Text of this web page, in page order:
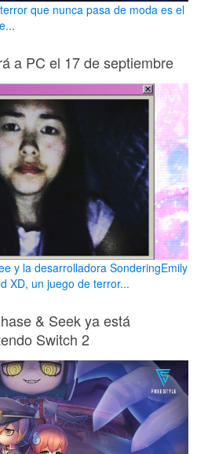
que nunca pasa de moda es el
a PC el 17 de septiembre
y la desarrolladora SonderingEmily
XD, un juego de terror...
& Seek ya está
Switch 2